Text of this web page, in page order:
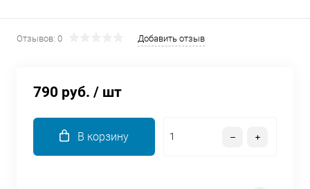
Отзывов: 0 Добавить отзыв
790 руб. / шт
В корзину
выбранный способом
списываться
по25 %каждые 2 недели